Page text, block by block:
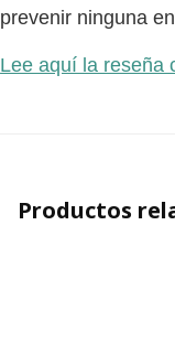
prevenir ninguna
Lee aquí la reseña
Productos